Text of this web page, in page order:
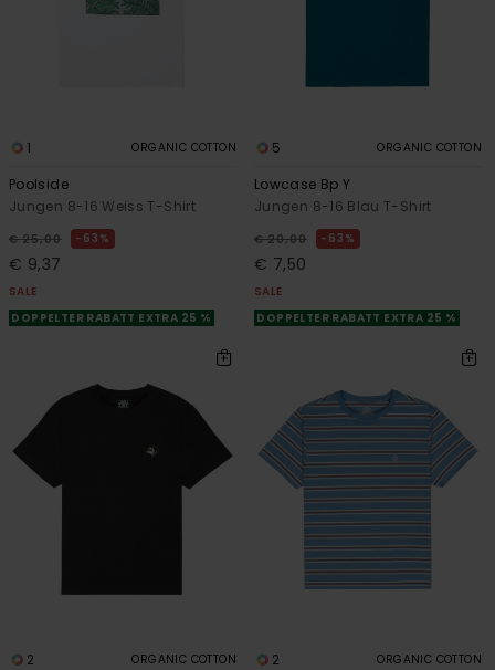
1 ORGANIC COTTON
Poolside
Jungen 8-16 Weiss T-Shirt
€ 25,00 63%
€ 9,37
SALE
DOPPELTER RABATT EXTRA 25 %
5 ORGANIC COTTON
Lowcase Bp Y
Jungen 8-16 Blau T-Shirt
€ 20,00 63%
€ 7,50
SALE
DOPPELTER RABATT EXTRA 25 %
2 ORGANIC COTTON 2 ORGANIC COTTON